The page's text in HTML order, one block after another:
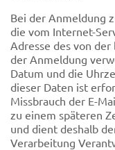
Bei der Anmeldung
die vom Internet-
Adresse des von
der Anmeldung
Datum und die
dieser Daten ist
Missbrauch der E-
zu einem späteren
und dient deshalb
Verarbeitung